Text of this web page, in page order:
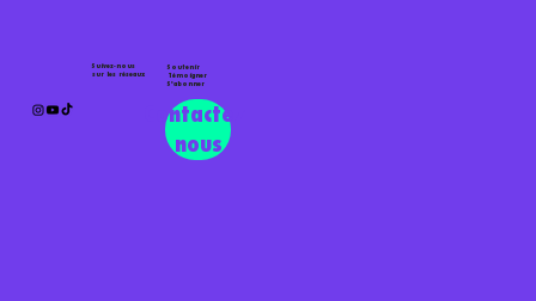
Suivez-nous
sur les réseaux
Contactez-
nous
Soutenir
Témoigner
S'abonner